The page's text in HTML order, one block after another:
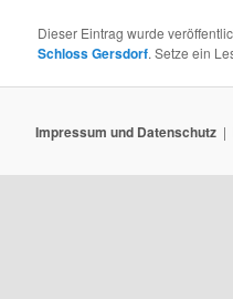
Dieser Eintrag wurde
Schloss Gersdorf. Setze ein
Impressum und Datenschutz